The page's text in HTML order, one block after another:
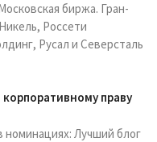
биржа. Гран-
Россети
Русал и Северсталь
праву
номинациях: Лучший блог